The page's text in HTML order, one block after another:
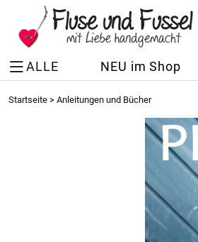
ALLE NEU im Shop
Startseite > Anleitungen und Bücher